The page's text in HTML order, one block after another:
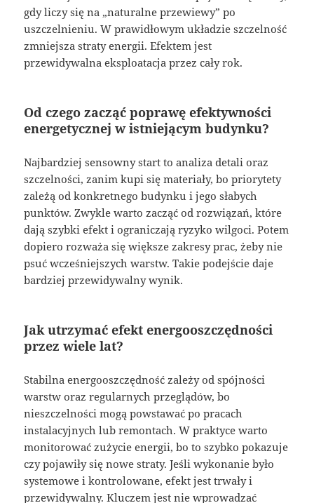
gdy liczy się na „naturalne przewiewy” po
uszczelnieniu. W prawidłowym układzie szczelność
zmniejsza straty energii. Efektem jest
przewidywalna eksploatacja przez cały rok.
Od czego zacząć poprawę efektywności
energetycznej w istniejącym budynku?
Najbardziej sensowny start to analiza detali oraz
szczelności, zanim kupi się materiały, bo priorytety
zależą od konkretnego budynku i jego słabych
punktów. Zwykle warto zacząć od rozwiązań, które
dają szybki efekt i ograniczają ryzyko wilgoci. Potem
dopiero rozważa się większe zakresy prac, żeby nie
psuć wcześniejszych warstw. Takie podejście daje
bardziej przewidywalny wynik.
Jak utrzymać efekt energooszczędności
przez wiele lat?
Stabilna energooszczędność zależy od spójności
warstw oraz regularnych przeglądów, bo
nieszczelności mogą powstawać po pracach
instalacyjnych lub remontach. W praktyce warto
monitorować zużycie energii, bo to szybko pokazuje
czy pojawiły się nowe straty. Jeśli wykonanie było
systemowe i kontrolowane, efekt jest trwały i
przewidywalny. Kluczem jest nie wprowadzać